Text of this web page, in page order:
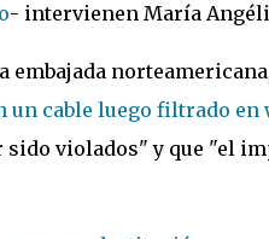
- intervienen María
un cable luego filtrado
violados" y que "el